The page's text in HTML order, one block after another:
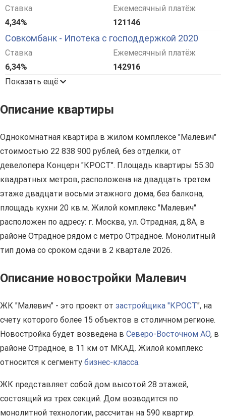
Ставка
4,34%
Ежемесячный платёж
121146
Совкомбанк - Ипотека с господдержкой 2020
Ставка
6,34%
Ежемесячный платёж
142916
Показать ещё
Описание квартиры
Однокомнатная квартира в жилом комплексе "Малевич"
стоимостью 22 838 900 рублей, без отделки, от
девелопера Концерн "КРОСТ". Площадь квартиры 55.30
квадратных метров, расположена на двадцать третем
этаже двадцати восьми этажного дома, без балкона,
площадь кухни 20 кв.м. Жилой комплекс "Малевич"
расположен по адресу: г. Москва, ул. Отрадная, д.8А, в
районе Отрадное рядом с метро Отрадное. Монолитный
тип дома со сроком сдачи в 2 квартале 2026.
Описание новостройки Малевич
ЖК "Малевич" - это проект от застройщика "КРОСТ", на
счету которого более 15 объектов в столичном регионе.
Новостройка будет возведена в Северо-Восточном АО, в
районе Отрадное, в 11 км от МКАД. Жилой комплекс
относится к сегменту бизнес-класса.
ЖК представляет собой дом высотой 28 этажей,
состоящий из трех секций. Дом возводится по
монолитной технологии, рассчитан на 590 квартир.